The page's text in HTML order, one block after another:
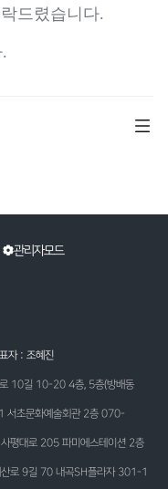
드렸습니다.
.
관리자모드
자 : 조혜진
10길 10-20 4층, 5층(방배동
서초문화예술회관 2층 070-
평대로 205 파미에스테이션 2층
로 9길 70 내곡SH플라자 301-1